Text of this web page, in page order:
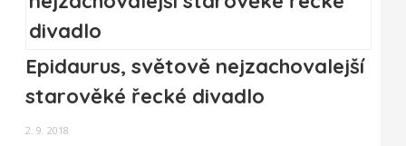
Epidaurus, světově nejzachovalejší
starověké řecké divadlo
2. 9. 2018